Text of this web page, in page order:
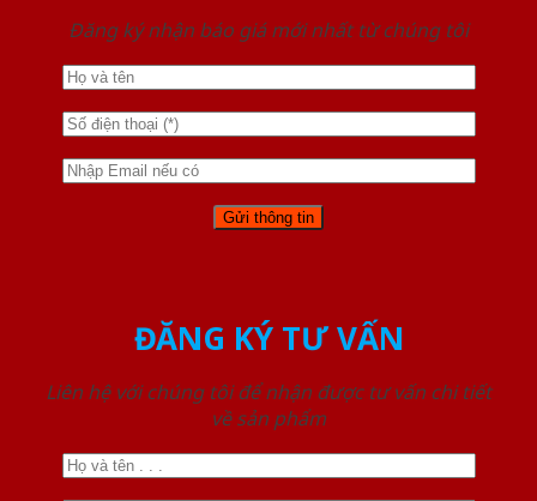
Đăng ký nhận báo giá mới nhất từ chúng tôi
ĐĂNG KÝ TƯ VẤN
Liên hệ với chúng tôi để nhận được tư vấn chi tiết
về sản phẩm